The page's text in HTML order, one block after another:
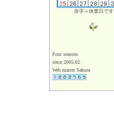
赤字＝休業日です
Four seasons
since 2005.02
Web master Sakura